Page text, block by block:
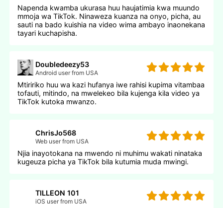
Napenda kwamba ukurasa huu haujatimia kwa muundo
mmoja wa TikTok. Ninaweza kuanza na onyo, picha, au
sauti na bado kuishia na video wima ambayo inaonekana
tayari kuchapisha.
Doubledeezy53
Android user from USA
Mtiririko huu wa kazi hufanya iwe rahisi kupima vitambaa
tofauti, mitindo, na mwelekeo bila kujenga kila video ya
TikTok kutoka mwanzo.
ChrisJo568
Web user from USA
Njia inayotokana na mwendo ni muhimu wakati ninataka
kugeuza picha ya TikTok bila kutumia muda mwingi.
TILLEON 101
iOS user from USA